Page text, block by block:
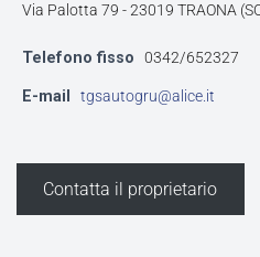
Via Palotta 79 - 23019 TRAONA
Telefono fisso 0342/652327
E-mail tgsautogru@alice.it
Contatta il proprietario